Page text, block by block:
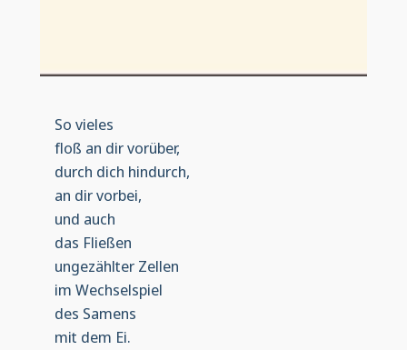
So vieles
floß an dir vorüber,
durch dich hindurch,
an dir vorbei,
und auch
das Fließen
ungezählter Zellen
im Wechselspiel
des Samens
mit dem Ei.